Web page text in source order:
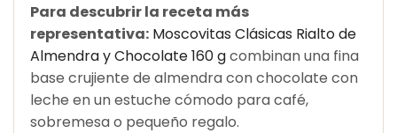
Para descubrir la receta más
representativa: Moscovitas Clásicas Rialto de
Almendra y Chocolate 160 gcombinan una fina
base crujiente de almendra con chocolate con
leche en un estuche cómodo para café,
sobremesa o pequeño regalo.